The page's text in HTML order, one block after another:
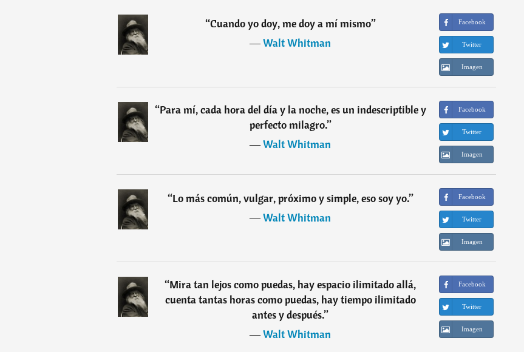
“Cuando yo doy, me doy a mí mismo”
―Walt Whitman
Facebook
Twitter
Imagen
“Para mí, cada hora del día y la noche, es un indescriptible y
perfecto milagro.”
―Walt Whitman
Facebook
Twitter
Imagen
“Lo más común, vulgar, próximo y simple, eso soy yo.”
―Walt Whitman
Facebook
Twitter
Imagen
“Mira tan lejos como puedas, hay espacio ilimitado allá,
cuenta tantas horas como puedas, hay tiempo ilimitado
antes y después.”
―Walt Whitman
Facebook
Twitter
Imagen